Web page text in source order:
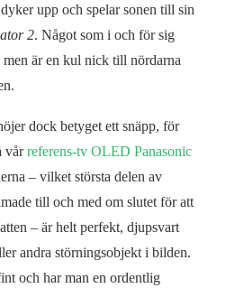
dyker upp och spelar sonen till sin
2. Något som i och för sig
men är en kul nick till nördarna
dock betyget ett snäpp, för
vårreferens-tv OLED Panasonic
– vilket största delen av
till och med om slutet för att
– är helt perfekt, djupsvart
andra störningsobjekt i bilden.
och har man en ordentlig